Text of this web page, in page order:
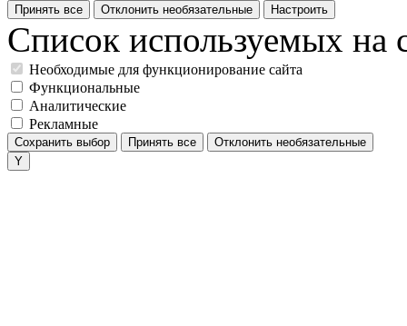
Принять все Отклонить необязательные Настроить
Список используемых на
Необходимые для функционирование сайта
Функциональные
Аналитические
Рекламные
Сохранить выбор Принять все Отклонить необязательные